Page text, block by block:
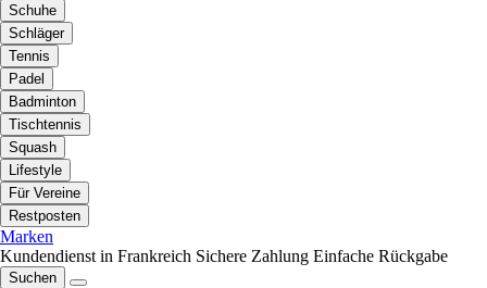
Schuhe
Schläger
Tennis
Padel
Badminton
Tischtennis
Squash
Lifestyle
Für Vereine
Restposten
Marken
Kundendienst in Frankreich Sichere Zahlung Einfache Rückgabe
Suchen